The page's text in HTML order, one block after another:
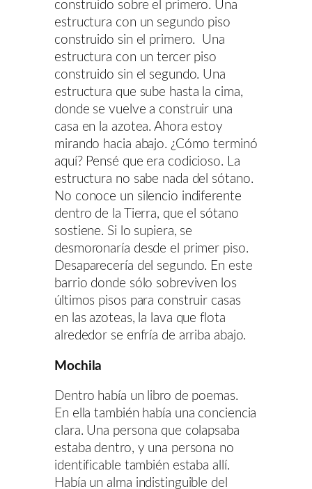
construido sobre el primero. Una
estructura con un segundo piso
construido sin el primero. Una
estructura con un tercer piso
construido sin el segundo. Una
estructura que sube hasta la cima,
donde se vuelve a construir una
casa en la azotea. Ahora estoy
mirando hacia abajo. ¿Cómo terminó
aquí? Pensé que era codicioso. La
estructura no sabe nada del sótano.
No conoce un silencio indiferente
dentro de la Tierra, que el sótano
sostiene. Si lo supiera, se
desmoronaría desde el primer piso.
Desaparecería del segundo. En este
barrio donde sólo sobreviven los
últimos pisos para construir casas
en las azoteas, la lava que flota
alrededor se enfría de arriba abajo.
Mochila
Dentro había un libro de poemas.
En ella también había una conciencia
clara. Una persona que colapsaba
estaba dentro, y una persona no
identificable también estaba allí.
Había un alma indistinguible del